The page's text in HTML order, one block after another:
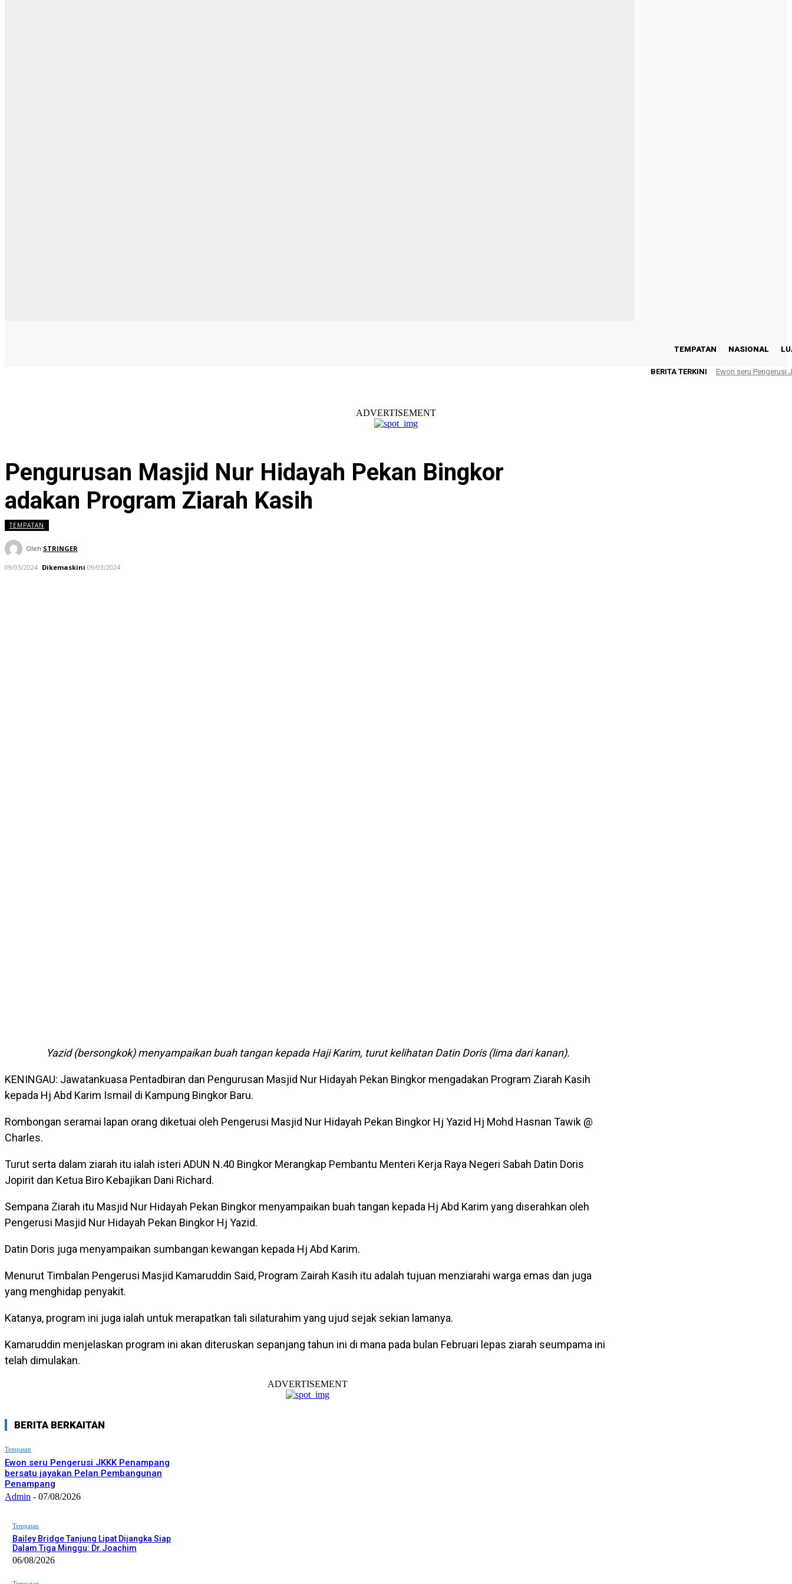
TEMPATAN NASIONAL
BERITA TERKINI Ewon seru Pengerusi
ADVERTISEMENT
Pengurusan Masjid Nur Hidayah Pekan Bingkor
adakan Program Ziarah Kasih
TEMPATAN
Oleh STRINGER
09/03/2024 Dikemaskini 09/03/2024
Yazid (bersongkok) menyampaikan buah tangan kepada Haji Karim, turut kelihatan Datin Doris (lima dari kanan).
KENINGAU: Jawatankuasa Pentadbiran dan Pengurusan Masjid Nur Hidayah Pekan Bingkor mengadakan Program Ziarah Kasih
kepada Hj Abd Karim Ismail di Kampung Bingkor Baru.
Rombongan seramai lapan orang diketuai oleh Pengerusi Masjid Nur Hidayah Pekan Bingkor Hj Yazid Hj Mohd Hasnan Tawik @
Charles.
Turut serta dalam ziarah itu ialah isteri ADUN N.40 Bingkor Merangkap Pembantu Menteri Kerja Raya Negeri Sabah Datin Doris
Jopirit dan Ketua Biro Kebajikan Dani Richard.
Sempana Ziarah itu Masjid Nur Hidayah Pekan Bingkor menyampaikan buah tangan kepada Hj Abd Karim yang diserahkan oleh
Pengerusi Masjid Nur Hidayah Pekan Bingkor Hj Yazid.
Datin Doris juga menyampaikan sumbangan kewangan kepada Hj Abd Karim.
Menurut Timbalan Pengerusi Masjid Kamaruddin Said, Program Zairah Kasih itu adalah tujuan menziarahi warga emas dan juga
yang menghidap penyakit.
Katanya, program ini juga ialah untuk merapatkan tali silaturahim yang ujud sejak sekian lamanya.
Kamaruddin menjelaskan program ini akan diteruskan sepanjang tahun ini di mana pada bulan Februari lepas ziarah seumpama ini
telah dimulakan.
ADVERTISEMENT
BERITA BERKAITAN
Tempatan
Ewon seru Pengerusi JKKK Penampang
bersatu jayakan Pelan Pembangunan
Penampang
Admin - 07/08/2026
Tempatan
Bailey Bridge Tanjung Lipat Dijangka Siap
Dalam Tiga Minggu: Dr.Joachim
06/08/2026